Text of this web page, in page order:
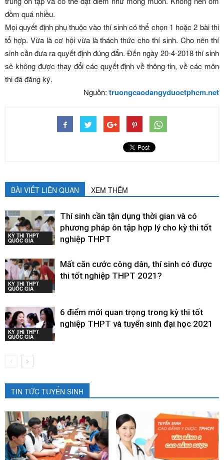
đồm quá nhiều.
Mọi quyết định phụ thuộc vào thí sinh có thể chọn 1 hoặc 2 bài thi
tổ hợp. Vừa là cơ hội vừa là thách thức cho thí sinh. Cho nên thí
sinh cần đưa ra quyết định đúng đắn. Đến ngày 20-4-2018 thí sinh
sẽ không được thay đổi các quyết định về thông tin, về các môn
thi đã đăng ký.
Nguồn: truongcaodangyduoctphcm.net
BÀI VIẾT LIÊN QUAN XEM THÊM
KỲ THI THPT
QUỐC GIA
Thí sinh cần tận dụng thời gian và có
phương pháp ôn tập hợp lý cho kỳ thi tốt
nghiệp THPT
KỲ THI THPT
QUỐC GIA
Mất căn cước công dân, thí sinh có được
thi tốt nghiệp THPT 2021?
KỲ THI THPT
QUỐC GIA
6 điểm mới quan trọng trong kỳ thi tốt
nghiệp THPT và tuyển sinh đại học 2021
TIN TỨC TUYỂN SINH